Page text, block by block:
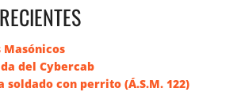
Masónicos
del Cybercab
soldado con perrito (Á.S.M. 122)